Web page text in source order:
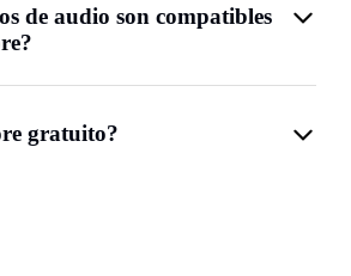
de audio son compatibles
gratuito?